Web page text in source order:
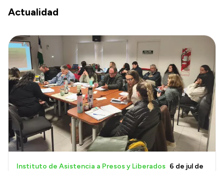
Actualidad
Instituto de Asistencia a Presos y Liberados 6 de jul de